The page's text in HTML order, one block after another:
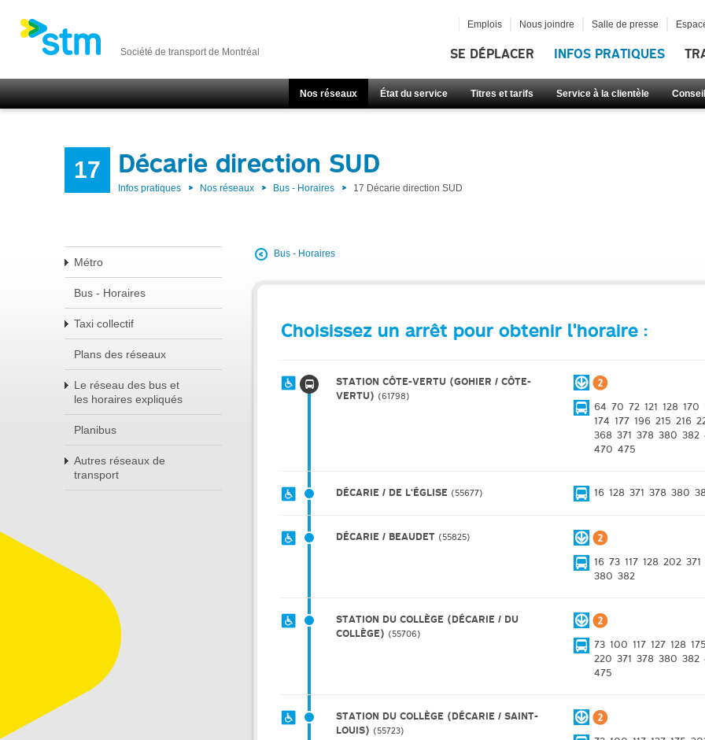
Société de transport de Montréal SE DÉPLACER INFOS PRATIQUES
Nos réseaux État du service Titres et tarifs Service à la clientèle
Emplois Nous joindre Salle de presse
17 Décarie direction SUD
Infos pratiques Nos réseaux Bus - Horaires 17 Décarie direction SUD
Métro
Bus - Horaires
Taxi collectif
Plans des réseaux
Le réseau des bus et
les horaires expliqués
Planibus
Autres réseaux de
transport
Bus - Horaires
Choisissez un arrêt pour obtenir l'horaire :
STATION CÔTE-VERTU (GOHIER / CÔTE-
VERTU)
61798
64 70 72 121 128 170
174 177 196 215 216
368 371 378 380 382
470 475
DÉCARIE / DE L'ÉGLISE 55677 16 128 371 378 380
DÉCARIE / BEAUDET 55825
16 73 117 128 202 371
380 382
STATION DU COLLÈGE (DÉCARIE / DU
COLLÈGE)
55706
73 100 117 127 128
220 371 378 380 382
475
STATION DU COLLÈGE (DÉCARIE / SAINT-
LOUIS)
55723